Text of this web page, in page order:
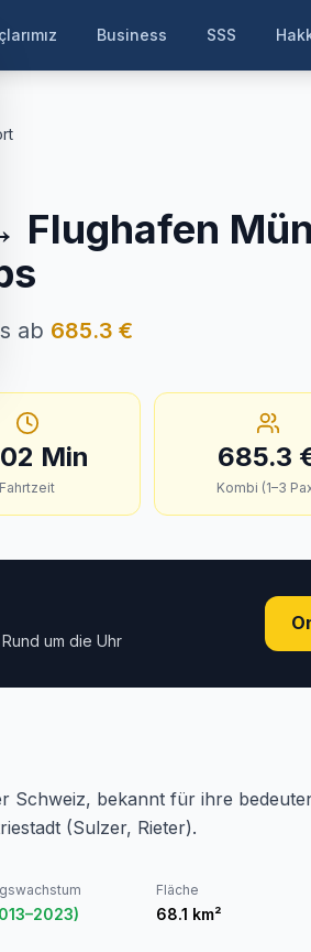
Business SSS
Flughafen
ab 685.3 €
Min
Fahrtzeit
685.3
Kombi (1–3
um die Uhr
Schweiz, bekannt für ihre
(Sulzer, Rieter).
Fläche
68.1 km²